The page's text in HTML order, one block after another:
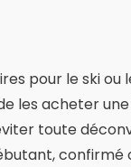
pour le ski
les acheter
toute
confirmé